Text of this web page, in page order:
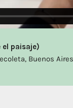
el paisaje)
Buenos